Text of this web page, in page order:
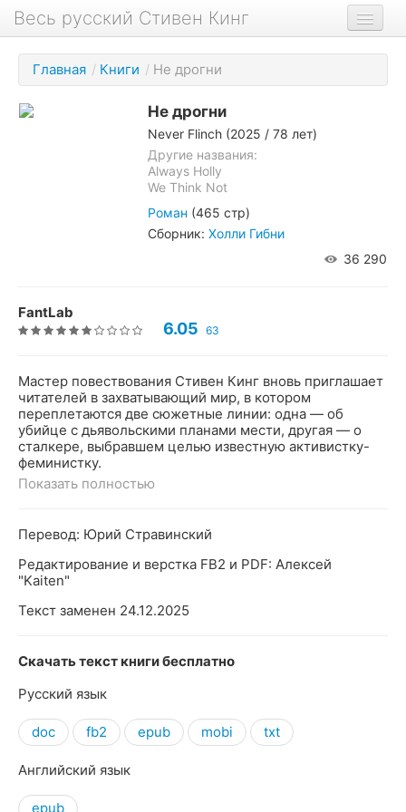
Весь русский Стивен Кинг
Книги
Фильмы
Аудиокниги
Главная / Книги / Не дрогни
Не дрогни
Never Flinch (2025 / 78 лет)
Другие названия:
Always Holly
We Think Not
Роман (465 стр)
Сборник: Холли Гибни
36 290
FantLab
6.05 63
Мастер повествования Стивен Кинг вновь приглашает
читателей в захватывающий мир, в котором
переплетаются две сюжетные линии: одна — об
убийце с дьявольскими планами мести, другая — о
сталкере, выбравшем целью известную активистку-
феминистку.
Показать полностью
Перевод: Юрий Стравинский
Редактирование и верстка FB2 и PDF: Алексей
"Kaiten"
Текст заменен 24.12.2025
Скачать текст книги бесплатно
Русский язык
doc fb2 epub mobi txt
Английский язык
epub